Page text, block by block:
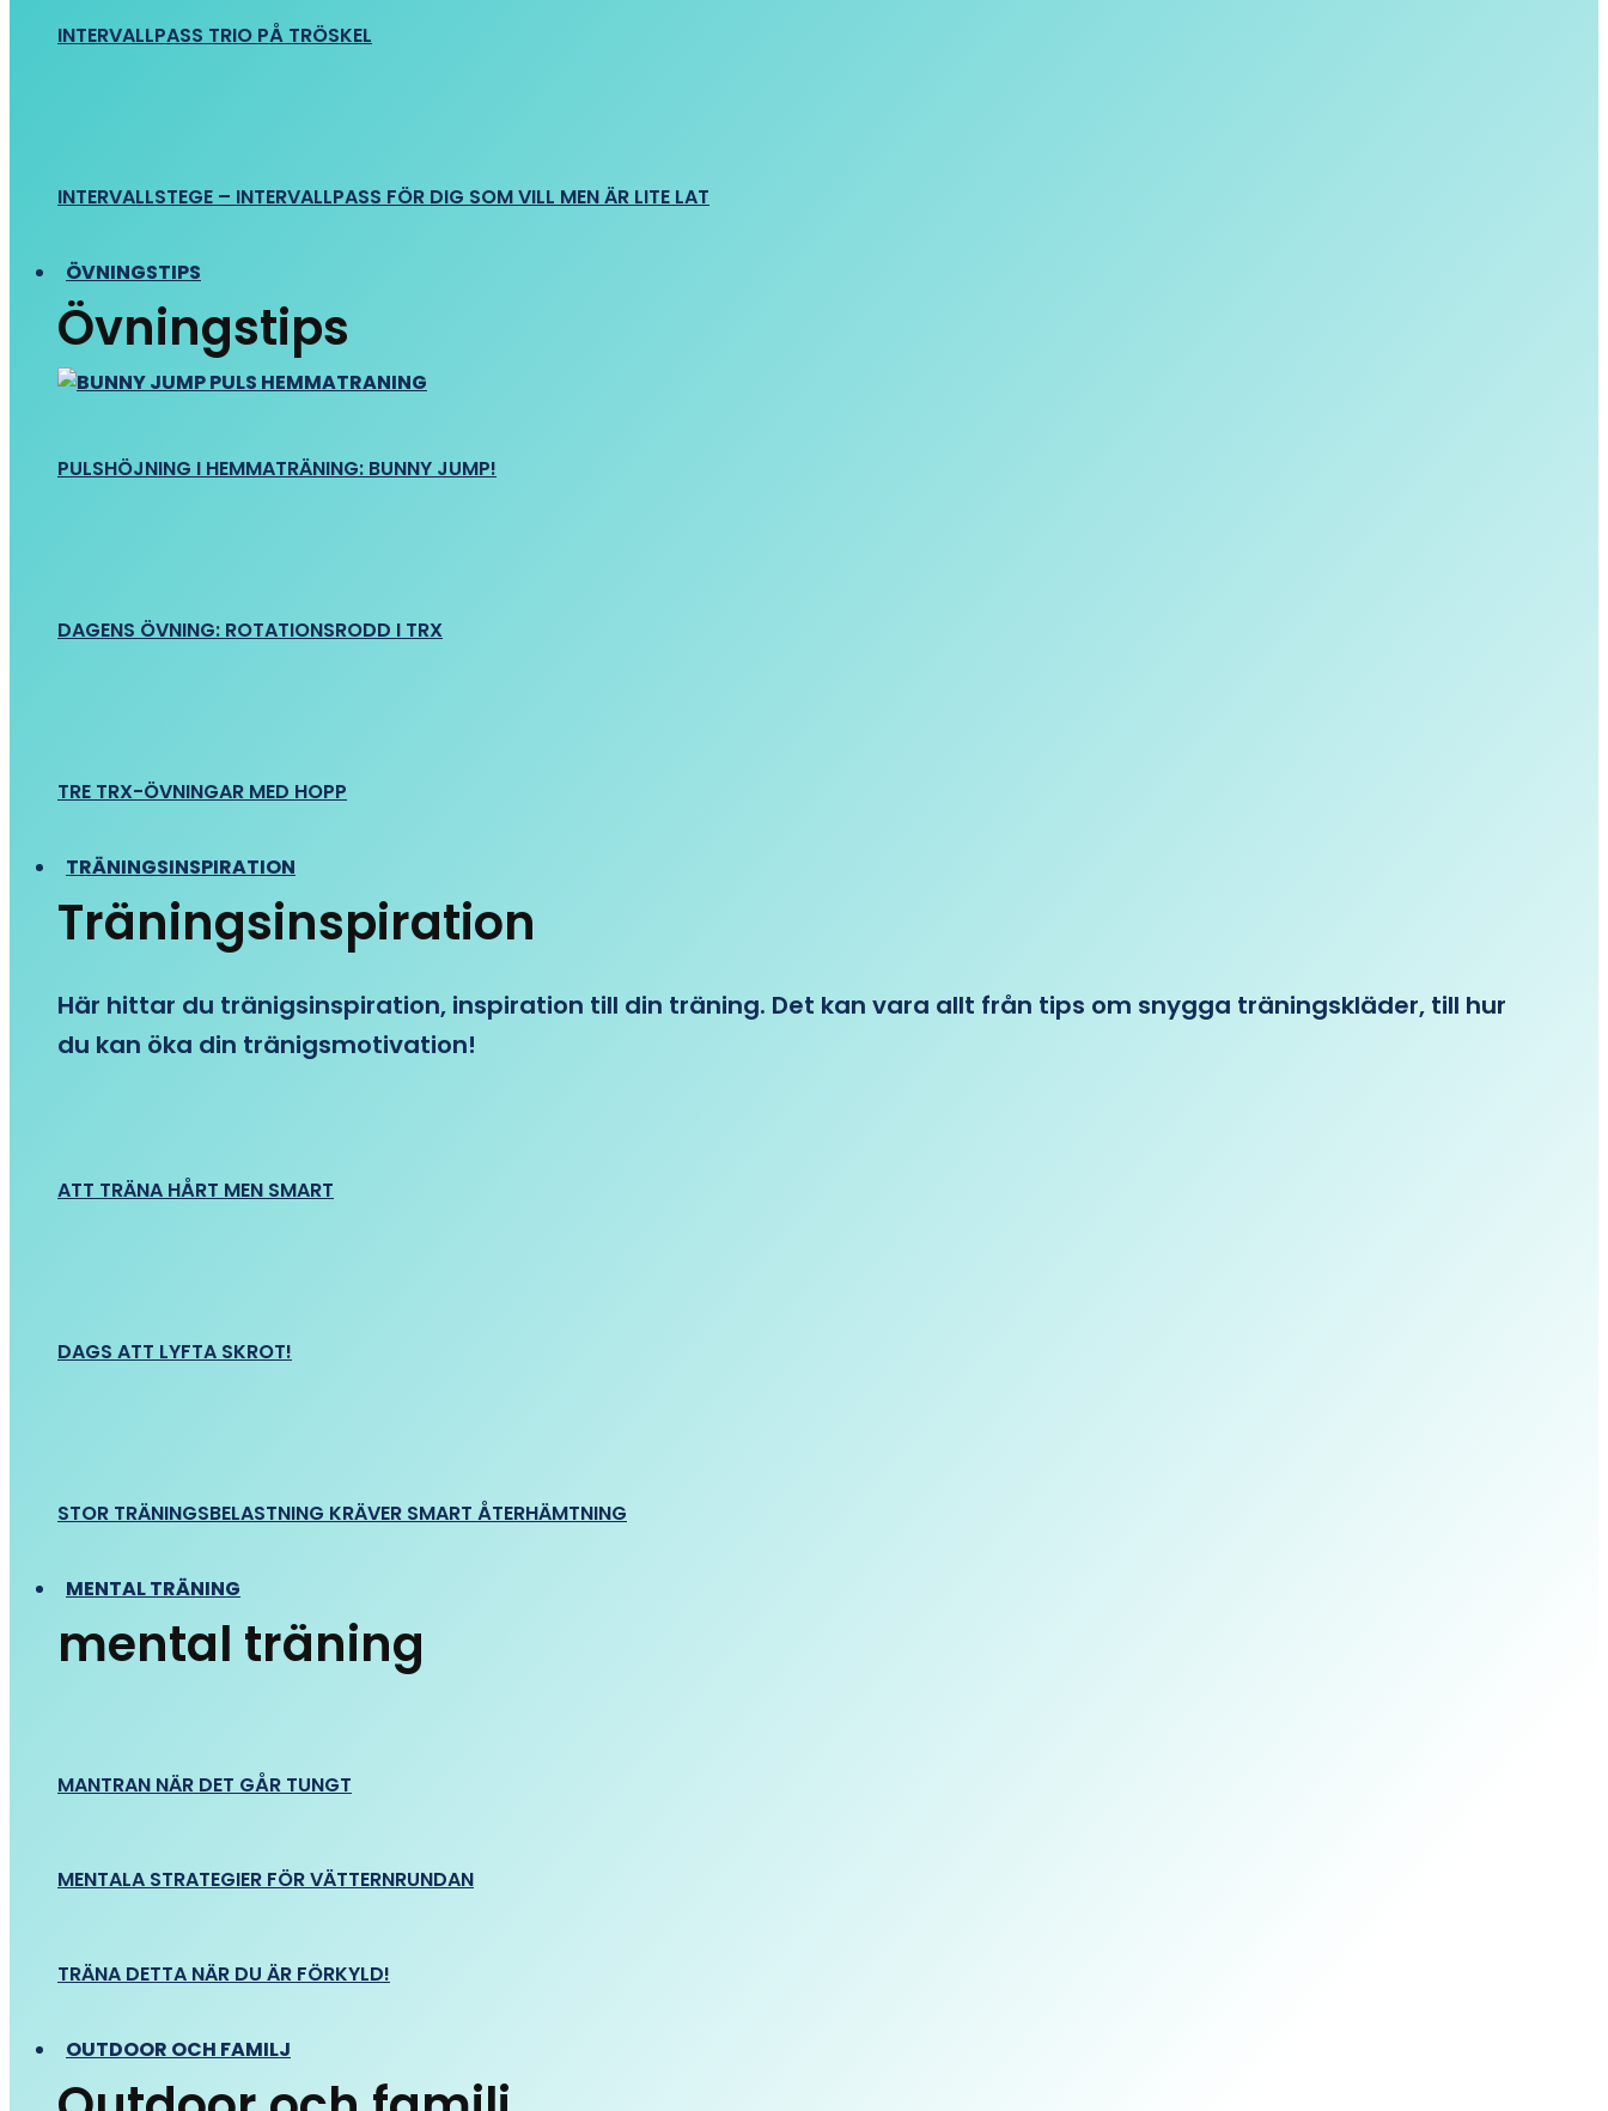
INTERVALLPASS TRIO PÅ TRÖSKEL
INTERVALLSTEGE – INTERVALLPASS FÖR DIG SOM VILL MEN ÄR LITE LAT
ÖVNINGSTIPS
Övningstips
PULSHÖJNING I HEMMATRÄNING: BUNNY JUMP!
DAGENS ÖVNING: ROTATIONSRODD I TRX
TRE TRX-ÖVNINGAR MED HOPP
TRÄNINGSINSPIRATION
Träningsinspiration
Här hittar du tränigsinspiration, inspiration till din träning. Det kan vara allt från tips om snygga träningskläder, till hur
du kan öka din tränigsmotivation!
ATT TRÄNA HÅRT MEN SMART
DAGS ATT LYFTA SKROT!
STOR TRÄNINGSBELASTNING KRÄVER SMART ÅTERHÄMTNING
MENTAL TRÄNING
mental träning
MANTRAN NÄR DET GÅR TUNGT
MENTALA STRATEGIER FÖR VÄTTERNRUNDAN
TRÄNA DETTA NÄR DU ÄR FÖRKYLD!
OUTDOOR OCH FAMILJ